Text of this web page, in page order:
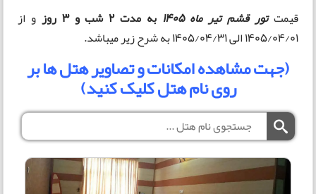
قیمتتور قشم تیر ماه 1405 به مدت 2 شب و 3 روز
و از
1405/04/01 الی 1405/04/31 به شرح زیر میباشد.
(جهت مشاهده امکانات و تصاویر هتل ها بر
روی نام هتل کلیک کنید)